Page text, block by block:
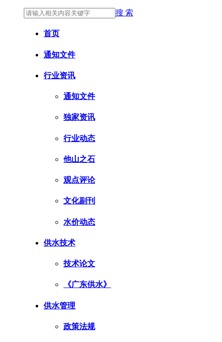
搜 索
首页
通知文件
行业资讯
通知文件
独家资讯
行业动态
他山之石
观点评论
文化副刊
水价动态
供水技术
技术论文
《广东供水》
供水管理
政策法规